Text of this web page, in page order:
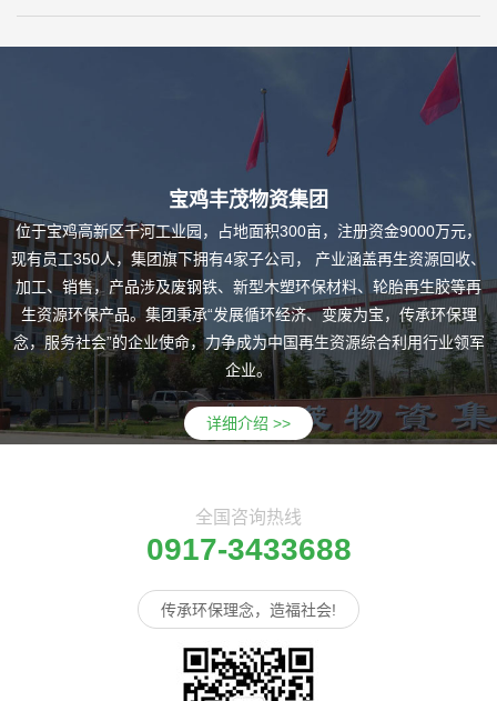
开。本次会议由市商务局组织，聚焦行业安全监管、规
资质企业负责人及安全、业务骨干参会，市消防救援支
队、市车管所、市级安全生产专家莅临指导。 ...
宝鸡丰茂物资集团
位于宝鸡高新区千河工业园，占地面积300亩，注册资金9000万元，
现有员工350人，集团旗下拥有4家子公司， 产业涵盖再生资源回收、
加工、销售，产品涉及废钢铁、新型木塑环保材料、轮胎再生胶等再
生资源环保产品。集团秉承“发展循环经济、变废为宝，传承环保理
念，服务社会”的企业使命，力争成为中国再生资源综合利用行业领军
企业。
详细介绍 >>
全国咨询热线
0917-3433688
传承环保理念，造福社会!